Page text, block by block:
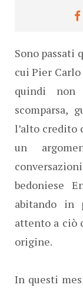
Sono passati
cui Pier
quindi non
scomparsa,
l’alto credito
un
bedoniese
abitando in
attento a ciò
origine.
In questi